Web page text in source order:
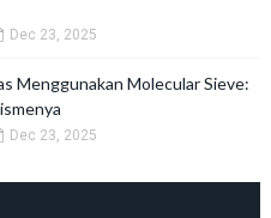
Dec 23, 2025
Menggunakan Molecular Sieve:
Dec 23, 2025